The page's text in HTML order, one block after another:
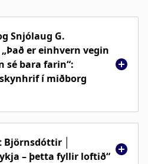
Snjólaug G.
er einhvern vegin
sé bara farin“:
í miðborg
mótast í
samspili skynjunar,
umhverfis. Í erindinu er
│
– þetta fyllir loftið“